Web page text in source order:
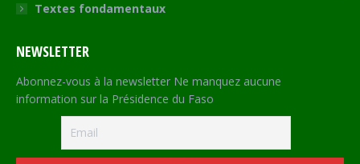
Textes fondamentaux
NEWSLETTER
Abonnez-vous à la newsletter Ne manquez aucune
information sur la Présidence du Faso